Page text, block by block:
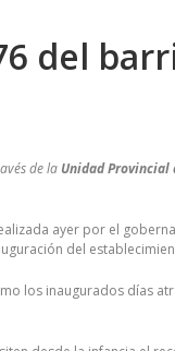
del
de la Unidad Provincial
ayer por el
del
los inaugurados días